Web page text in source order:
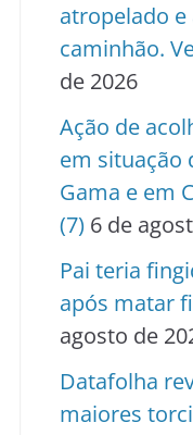
atropelado
caminhão.
de 2026
Ação de
em situação
Gama e em
(7) 6 de
Pai teria
após matar
agosto de
Datafolha
maiores